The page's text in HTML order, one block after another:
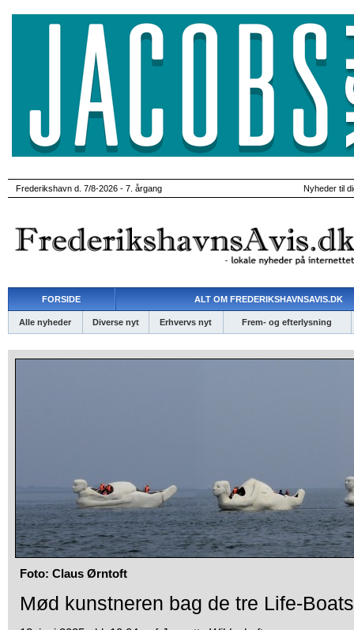
Frederikshavn d. 7/8-2026 - 7. årgang Nyheder til
FORSIDE ALT OM FREDERIKSHAVNSAVIS.DK
Alle nyheder Diverse nyt Erhvervs nyt Frem- og efterlysning
Foto: Claus Ørntoft
Mød kunstneren bag de tre Life-Boats